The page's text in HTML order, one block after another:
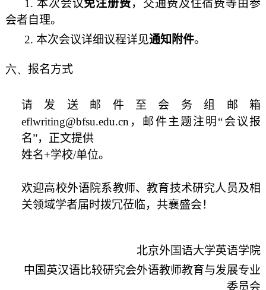
1. 本次会议免注册费，交通费及住宿费等由参
会者自理。
2. 本次会议详细议程详见通知附件。
六、 报名方式
请发送邮件至会务组邮箱
eflwriting@bfsu.edu.cn，邮件主题注明“会议报
名”，正文提供
姓名+学校/单位。
欢迎高校外语院系教师、教育技术研究人员及相
关领域学者届时拨冗莅临，共襄盛会！
北京外国语大学英语学院
中国英汉语比较研究会外语教师教育与发展专业
委员会